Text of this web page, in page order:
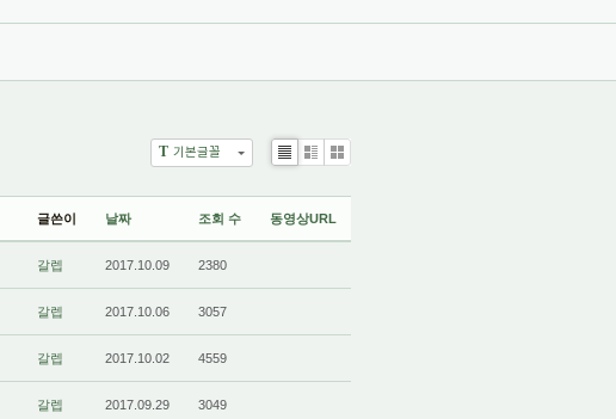
T 기본글꼴
List Zine
글쓴이 날짜 조회 수 동영상URL
갈렙 2017.10.09 2380
갈렙 2017.10.06 3057
갈렙 2017.10.02 4559
갈렙 2017.09.29 3049